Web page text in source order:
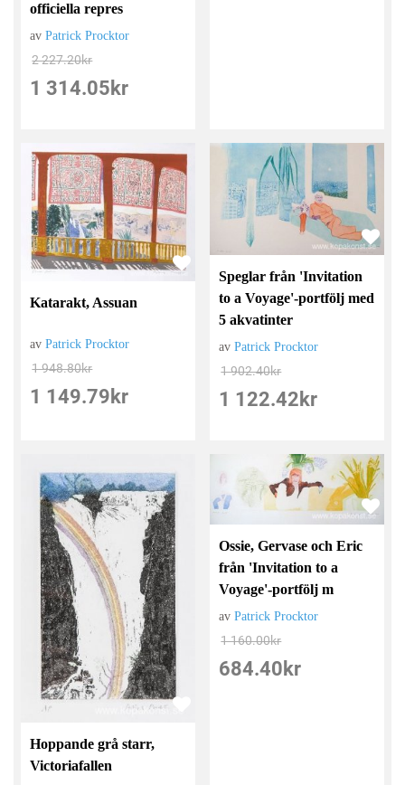
officiella repres
avPatrick Procktor
2 227.20kr
1 314.05 kr
Katarakt, Assuan
avPatrick Procktor
1 948.80kr
1 149.79 kr
Speglar från 'Invitation
to a Voyage'-portfölj med
5 akvatinter
avPatrick Procktor
1 902.40kr
1 122.42 kr
Hoppande grå starr,
Victoriafallen
Ossie, Gervase och Eric
från 'Invitation to a
Voyage'-portfölj m
avPatrick Procktor
1 160.00kr
684.40 kr